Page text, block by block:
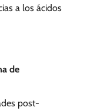
a los ácidos
de
post-